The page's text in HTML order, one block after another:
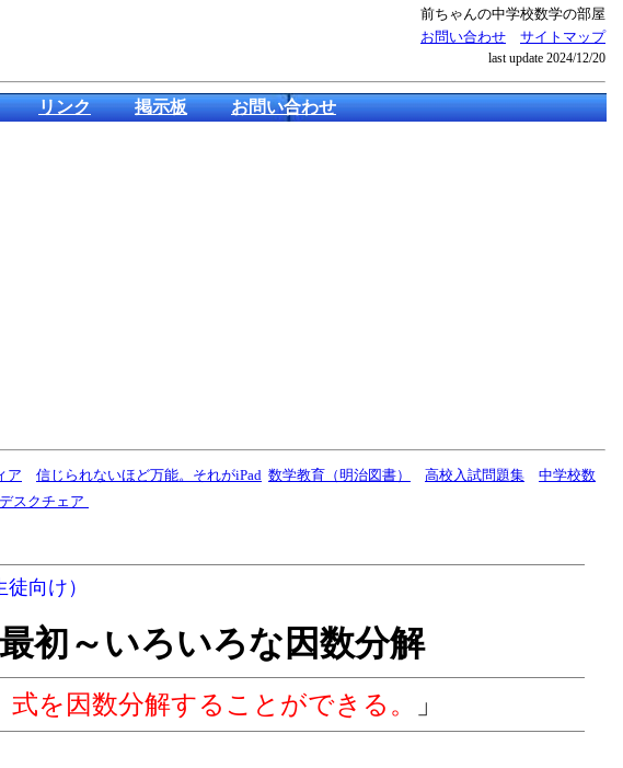
前ちゃんの中学校数学の部屋
お問い合わせ
サイトマップ
last update 2024/12/20
リンク 掲示板 お問い合わせ
ア 信じられないほど万能。それがiPad 数学教育（明治図書） 高校入試問題集
中学校数
スクチェア
向け）
初～いろいろな因数分解
を因数分解することができる。
」